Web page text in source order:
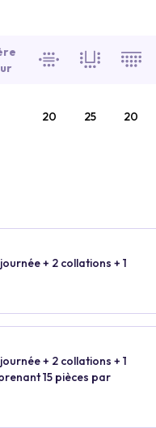
20 25 20
+ 2 collations + 1
+ 2 collations + 1
15 pièces par